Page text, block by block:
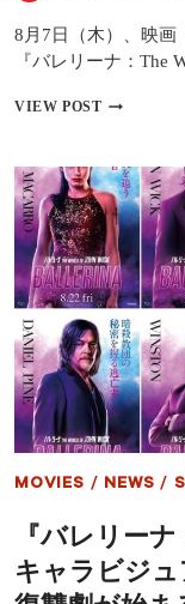
優
陣
コ
ト
も
解
禁
8月7日（木）、映画
『バレリーナ：The
VIEW POSTア
ア
ル
マ
ス、
7
年
ぶ
り
の
来
日！
ジ
ョ
ン・
ィ
ク
リ
ー
MOVIES / NEWS /
『バレリー
キャラビジ